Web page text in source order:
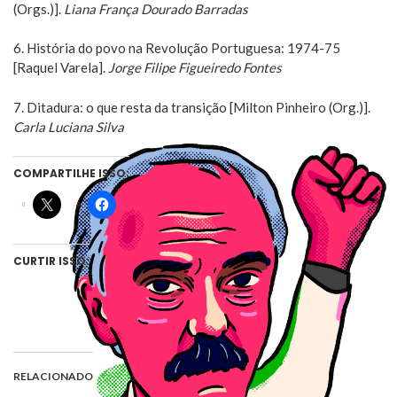
(Orgs.)]. Liana França Dourado Barradas
6. História do povo na Revolução Portuguesa: 1974-75
[Raquel Varela]. Jorge Filipe Figueiredo Fontes
7. Ditadura: o que resta da transição [Milton Pinheiro (Org.)].
Carla Luciana Silva
COMPARTILHE ISSO:
CURTIR ISSO:
RELACIONADO